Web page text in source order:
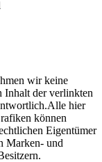
wir keine
Inhalt der verlinkten
hier
können
Eigentümer
Marken- und